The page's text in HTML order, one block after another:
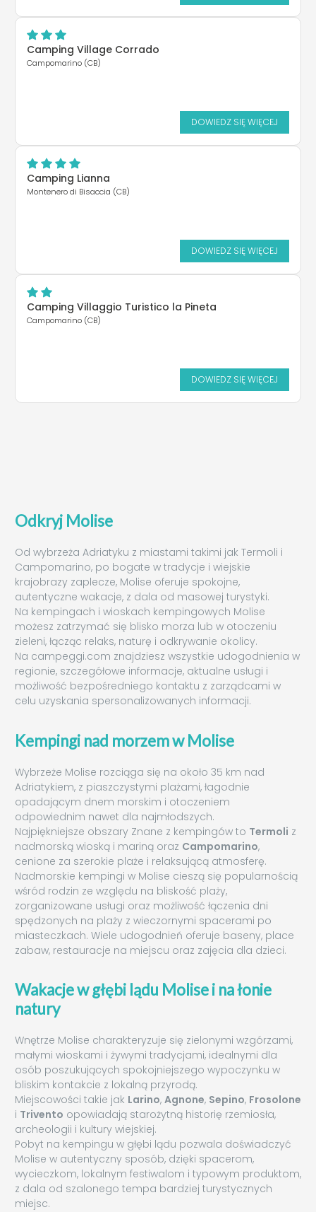
Camping Village Corrado
Campomarino (CB)
DOWIEDZ SIĘ WIĘCEJ
Camping Lianna
Montenero di Bisaccia (CB)
DOWIEDZ SIĘ WIĘCEJ
Camping Villaggio Turistico la Pineta
Campomarino (CB)
DOWIEDZ SIĘ WIĘCEJ
Odkryj Molise
Od wybrzeża Adriatyku z miastami takimi jak Termoli i
Campomarino, po bogate w tradycje i wiejskie
krajobrazy zaplecze, Molise oferuje spokojne,
autentyczne wakacje, z dala od masowej turystyki.
Na kempingach i wioskach kempingowych Molise
możesz zatrzymać się blisko morza lub w otoczeniu
zieleni, łącząc relaks, naturę i odkrywanie okolicy.
Na campeggi.com znajdziesz wszystkie udogodnienia w
regionie, szczegółowe informacje, aktualne usługi i
możliwość bezpośredniego kontaktu z zarządcami w
celu uzyskania spersonalizowanych informacji.
Kempingi nad morzem w Molise
Wybrzeże Molise rozciąga się na około 35 km nad
Adriatykiem, z piaszczystymi plażami, łagodnie
opadającym dnem morskim i otoczeniem
odpowiednim nawet dla najmłodszych.
Najpiękniejsze obszary Znane z kempingów to Termoli z
nadmorską wioską i mariną oraz Campomarino,
cenione za szerokie plaże i relaksującą atmosferę.
Nadmorskie kempingi w Molise cieszą się popularnością
wśród rodzin ze względu na bliskość plaży,
zorganizowane usługi oraz możliwość łączenia dni
spędzonych na plaży z wieczornymi spacerami po
miasteczkach. Wiele udogodnień oferuje baseny, place
zabaw, restauracje na miejscu oraz zajęcia dla dzieci.
Wakacje w głębi lądu Molise i na łonie
natury
Wnętrze Molise charakteryzuje się zielonymi wzgórzami,
małymi wioskami i żywymi tradycjami, idealnymi dla
osób poszukujących spokojniejszego wypoczynku w
bliskim kontakcie z lokalną przyrodą.
Miejscowości takie jak Larino, Agnone, Sepino, Frosolone
i Trivento opowiadają starożytną historię rzemiosła,
archeologii i kultury wiejskiej.
Pobyt na kempingu w głębi lądu pozwala doświadczyć
Molise w autentyczny sposób, dzięki spacerom,
wycieczkom, lokalnym festiwalom i typowym produktom,
z dala od szalonego tempa bardziej turystycznych
miejsc.